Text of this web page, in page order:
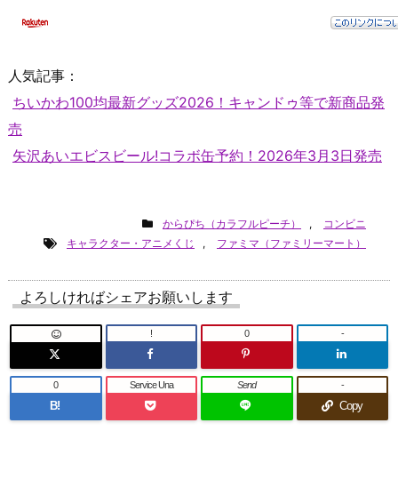
人気記事：
ちいかわ100均最新グッズ2026！キャンドゥ等で新商品発
売
矢沢あいエビスビール!コラボ缶予約！2026年3月3日発売
からぴち（カラフルピーチ） ,
コンビニ
キャラクター・アニメくじ
, ファミマ（ファミリーマート）
よろしければシェアお願いします
! 0 -
B!
0 Service Una Send
Copy
-